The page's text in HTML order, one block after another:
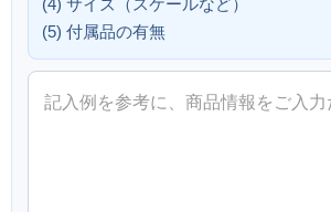
(4) サイズ（スケールなど）
(5) 付属品の有無